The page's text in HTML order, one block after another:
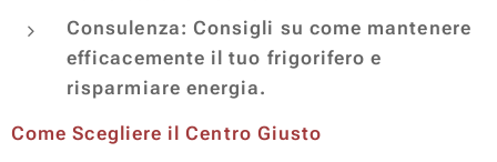
Consulenza: Consigli su come mantenere
efficacemente il tuo frigorifero e
risparmiare energia.
Come Scegliere il Centro Giusto